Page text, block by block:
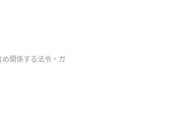
関係する法令・ガ